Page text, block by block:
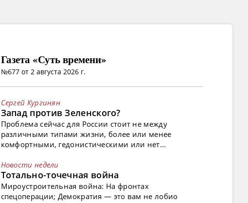
Газета «Суть времени»
№677 от 2 августа 2026 г.
Сергей Кургинян
Запад против Зеленского?
Проблема сейчас для России стоит не между
различными типами жизни, более или менее
комфортными, гедонистическими или нет...
Новости недели
Тотально-точечная война
Мироустроительная война: На фронтах
спецоперации; Демократия — это вам не лобио